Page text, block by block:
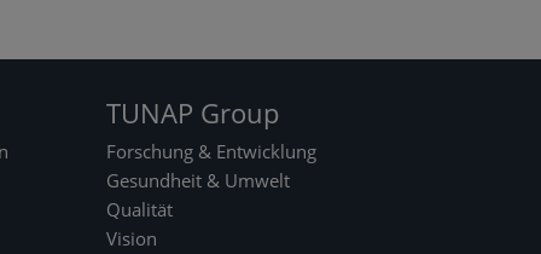
m
öc
ht
en
sic
TUNAP Group
Forschung & Entwicklung
Gesundheit & Umwelt
Qualität
Vision